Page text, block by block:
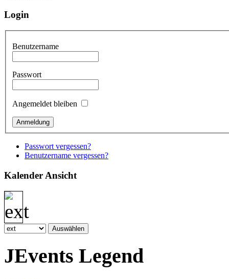
Login
Benutzername
Passwort
Angemeldet bleiben
Passwort vergessen?
Benutzername vergessen?
Kalender Ansicht
JEvents Legend